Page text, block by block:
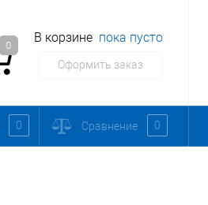
0
В корзине пока пусто
Оформить заказ
0 Сравнение 0